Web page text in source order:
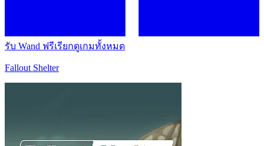
รับ Wand ฟรีเรียกดูเกมทั้งหมด
Fallout Shelter